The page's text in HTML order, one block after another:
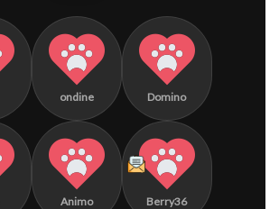
ondine Domino
Animo Berry36